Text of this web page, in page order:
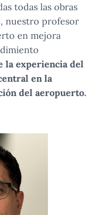
todas las obras
nuestro profesor
en mejora
la experiencia del
en la
del aeropuerto.